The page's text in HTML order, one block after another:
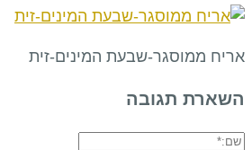
אריח ממוסגר-שבעת המינים-זית
השארת תגובה
שם:*